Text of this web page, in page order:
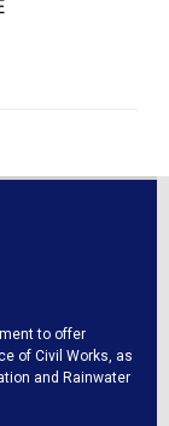
to offer
of Civil Works, as
and Rainwater